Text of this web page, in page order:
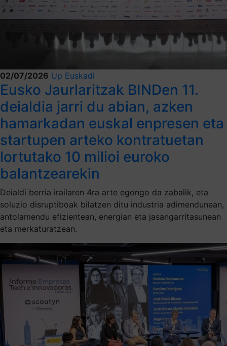
02/07/2026 Up Euskadi
Eusko Jaurlaritzak BINDen 11.
deialdia jarri du abian, azken
hamarkadan euskal enpresen eta
startupen arteko kontratuetan
lortutako 10 milioi euroko
balantzearekin
Deialdi berria irailaren 4ra arte egongo da zabalik, eta
soluzio disruptiboak bilatzen ditu industria adimendunean,
antolamendu efizientean, energian eta jasangarritasunean
eta merkaturatzean.